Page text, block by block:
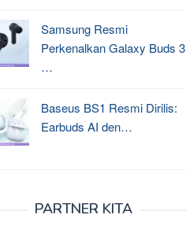
Samsung Resmi
Perkenalkan Galaxy Buds 3
…
Baseus BS1 Resmi Dirilis:
Earbuds AI den…
PARTNER KITA